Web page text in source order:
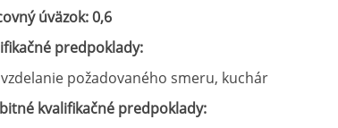
úväzok:0,6
predpoklady:
vzdelanie požadovaného smeru, kuchár
kvalifikačné predpoklady: